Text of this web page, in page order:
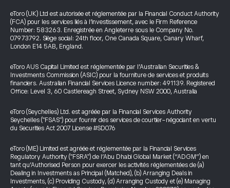
eToro (UK) Ltd est autorisée et réglementée par la Financial Conduct Authority
(FCA) pour les services liés à l’investissement, avec le Firm Reference
Number: 583263. Enregistrée en Angleterre sous le Company No.
07973792. Siège social: 24th floor, One Canada Square, Canary Wharf,
London E14 5AB, England.
eToro AUS Capital Limited est réglementée par l’Australian Securities &
Investments Commission (ASIC) pour la fourniture de services et produits
financiers. Australian Financial Services Licence number: 491139. Registered
Office: Level 3, 60 Castlereagh Street, Sydney NSW 2000, Australia
eToro (Seychelles) Ltd. est agréée par la Financial Services Authority
Seychelles ("FSAS") pour fournir des services de courtier-négociant en vertu
du Securities Act 2007 License #SD076
eToro (ME) Limited est agréée et réglementée par la Financial Services
Regulatory Authority ("FSRA") de l’Abu Dhabi Global Market (“ADGM”) en
tant qu’Authorised Person pour exercer les activités réglementées de (a)
Dealing in Investments as Principal (Matched), (b) Arranging Deals in
Investments, (c) Providing Custody, (d) Arranging Custody et (e) Managing